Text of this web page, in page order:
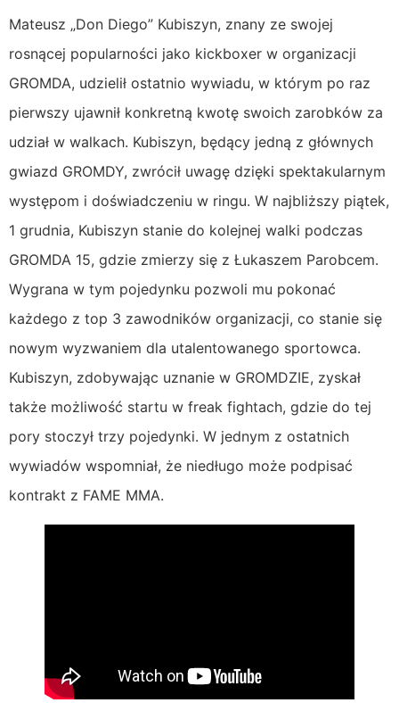
Mateusz „Don Diego” Kubiszyn, znany ze swojej
rosnącej popularności jako kickboxer w organizacji
GROMDA, udzielił ostatnio wywiadu, w którym po raz
pierwszy ujawnił konkretną kwotę swoich zarobków za
udział w walkach. Kubiszyn, będący jedną z głównych
gwiazd GROMDY, zwrócił uwagę dzięki spektakularnym
występom i doświadczeniu w ringu. W najbliższy piątek,
1 grudnia, Kubiszyn stanie do kolejnej walki podczas
GROMDA 15, gdzie zmierzy się z Łukaszem Parobcem.
Wygrana w tym pojedynku pozwoli mu pokonać
każdego z top 3 zawodników organizacji, co stanie się
nowym wyzwaniem dla utalentowanego sportowca.
Kubiszyn, zdobywając uznanie w GROMDZIE, zyskał
także możliwość startu w freak fightach, gdzie do tej
pory stoczył trzy pojedynki. W jednym z ostatnich
wywiadów wspomniał, że niedługo może podpisać
kontrakt z FAME MMA.